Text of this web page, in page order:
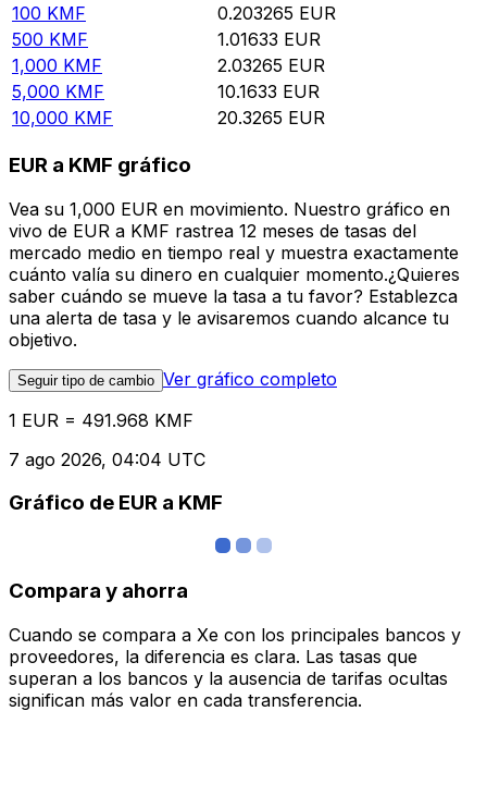
100 KMF 0.203265 EUR
500 KMF 1.01633 EUR
1,000 KMF 2.03265 EUR
5,000 KMF 10.1633 EUR
10,000 KMF 20.3265 EUR
EUR a KMF gráfico
Vea su 1,000 EUR en movimiento. Nuestro gráfico en
vivo de EUR a KMF rastrea 12 meses de tasas del
mercado medio en tiempo real y muestra exactamente
cuánto valía su dinero en cualquier momento.¿Quieres
saber cuándo se mueve la tasa a tu favor? Establezca
una alerta de tasa y le avisaremos cuando alcance tu
objetivo.
Seguir tipo de cambio Ver gráfico completo
1 EUR = 491.968 KMF
7 ago 2026, 04:04 UTC
Gráfico de EUR a KMF
Compara y ahorra
Cuando se compara a Xe con los principales bancos y
proveedores, la diferencia es clara. Las tasas que
superan a los bancos y la ausencia de tarifas ocultas
significan más valor en cada transferencia.